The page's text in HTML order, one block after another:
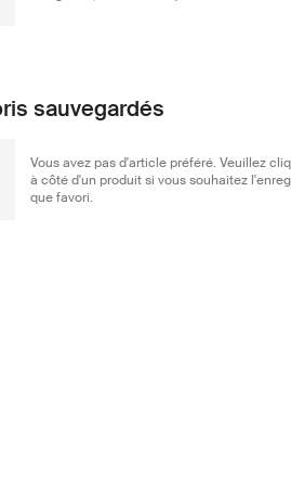
sauvegardés
Vous avez pas d'article préféré. Veuillez
à côté d'un produit si vous souhaitez
que favori.